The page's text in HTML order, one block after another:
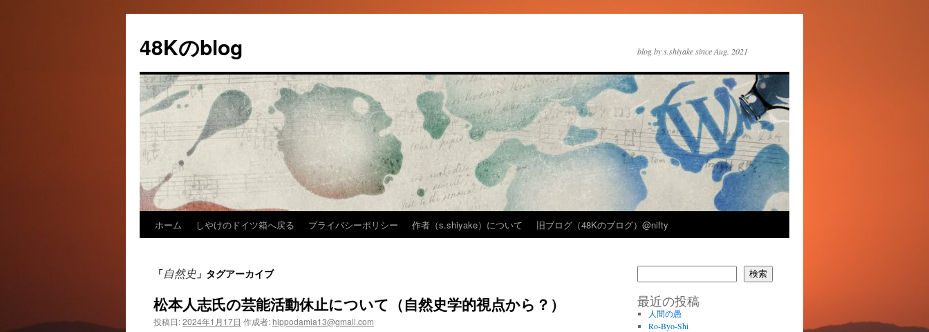
48Kのblog blog by s.shiyake since Aug. 2021
ン
ホーム しやけのドイツ箱へ戻る プライバシーポリシー 作者（s.shiyake）について 旧ブログ（48Kのブログ）@nifty
「自然史 」タグアーカイブ
松本人志氏の芸能活動休止について（自然史学的視点から？）
投稿日:2024年1月17日 作成者: hippodamia13@gmail.com
検索
最近の投稿
人間の愚
Ro-Byo-Shi